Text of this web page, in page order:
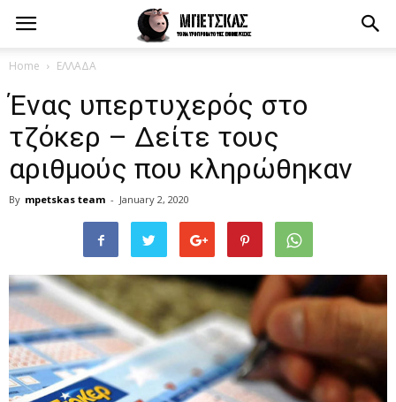
Home ΕΛΛΑΔΑ
Ένας υπερτυχερός στο
τζόκερ – Δείτε τους
αριθμούς που κληρώθηκαν
By mpetskas team - January 2, 2020